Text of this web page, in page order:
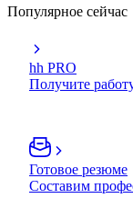
Популярное сейчас
hh PRO
Получите
Готовое резюме
Составим